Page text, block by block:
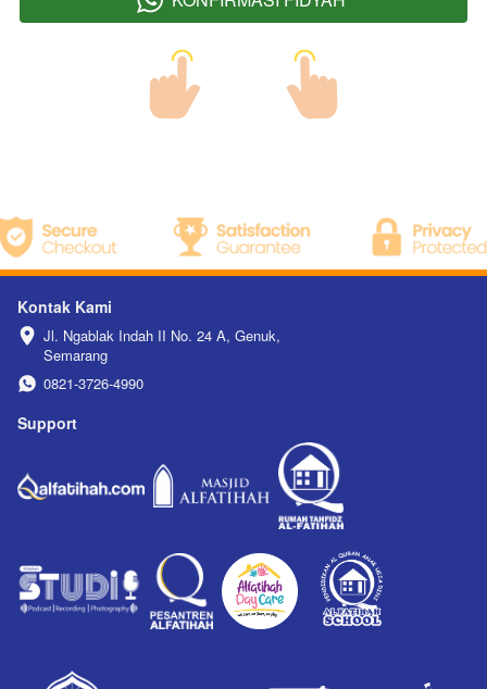
Kontak Kami
Jl. Ngablak Indah II No. 24 A, Genuk,
Semarang
0821-3726-4990
Support